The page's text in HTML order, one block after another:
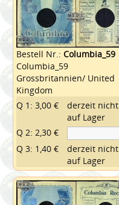
Bestell Nr.:Columbia_59
Columbia_59
Grossbritannien/ United
Kingdom
Q 1: 3,00 €
derzeit nicht
auf Lager
Q 2: 2,30 €
Q 3: 1,40 €
derzeit nicht
auf Lager